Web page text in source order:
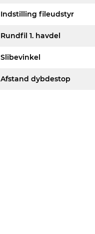
Indstilling fileudstyr
Rundfil 1. havdel
Slibevinkel
Afstand dybdestop